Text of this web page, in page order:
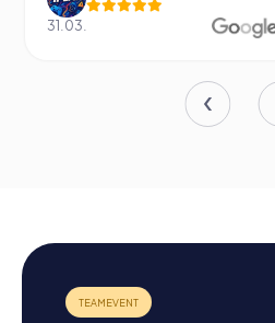
31.03.